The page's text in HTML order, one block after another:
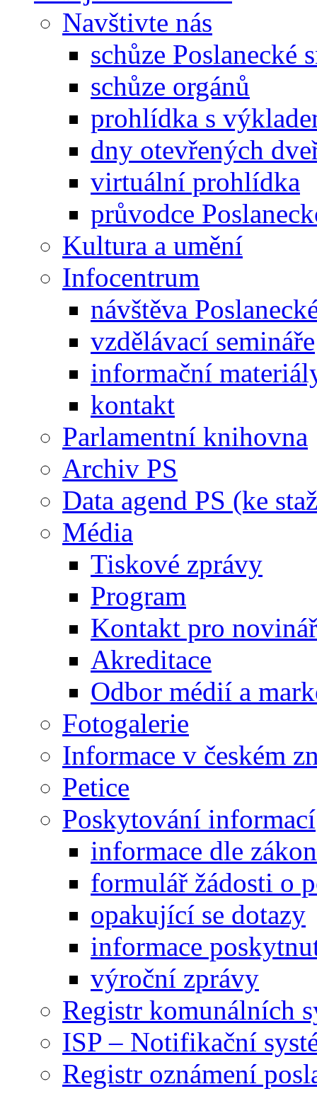
Navštivte nás
schůze Poslanecké
schůze orgánů
prohlídka s
dny otevřených
virtuální prohlídka
průvodce
Kultura a umění
Infocentrum
návštěva
vzdělávací semináře
informační
kontakt
Parlamentní knihovna
Archiv PS
Data agend PS (ke
Média
Tiskové zprávy
Program
Kontakt pro
Akreditace
Odbor médií a
Fotogalerie
Informace v českém
Petice
Poskytování informací
informace dle
formulář žádosti o
opakující se dotazy
informace
výroční zprávy
Registr komunálních
ISP – Notifikační
Registr oznámení